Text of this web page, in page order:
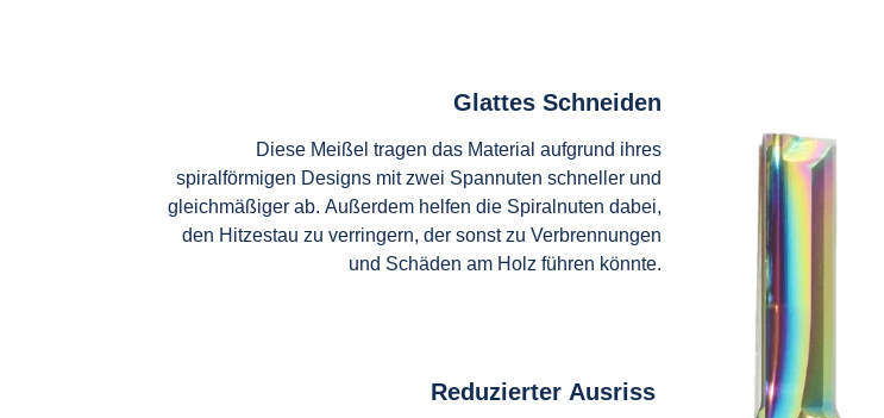
Glattes Schneiden
Diese Meißel tragen das Material aufgrund ihres
spiralförmigen Designs mit zwei Spannuten schneller und
gleichmäßiger ab. Außerdem helfen die Spiralnuten dabei,
den Hitzestau zu verringern, der sonst zu Verbrennungen
und Schäden am Holz führen könnte.
Reduzierter Ausriss